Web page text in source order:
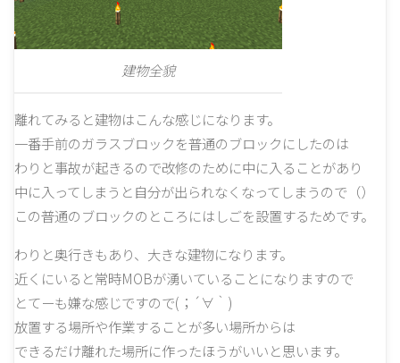
建物全貌
離れてみると建物はこんな感じになります。
一番手前のガラスブロックを普通のブロックにしたのは
わりと事故が起きるので改修のために中に入ることがあり
中に入ってしまうと自分が出られなくなってしまうので（）
この普通のブロックのところにはしごを設置するためです。
わりと奥行きもあり、大きな建物になります。
近くにいると常時MOBが湧いていることになりますので
とてーも嫌な感じですので(；´∀｀)
放置する場所や作業することが多い場所からは
できるだけ離れた場所に作ったほうがいいと思います。